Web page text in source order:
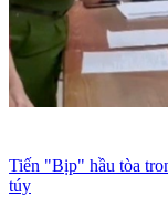
Tiến "Bịp" hầu tòa
túy